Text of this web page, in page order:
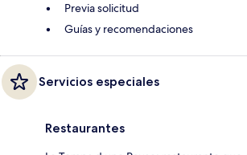
Previa solicitud
Guías y recomendaciones
Servicios especiales
Restaurantes